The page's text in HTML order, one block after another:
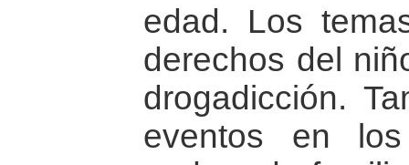
edad. Los
derechos del
drogadicción.
eventos en